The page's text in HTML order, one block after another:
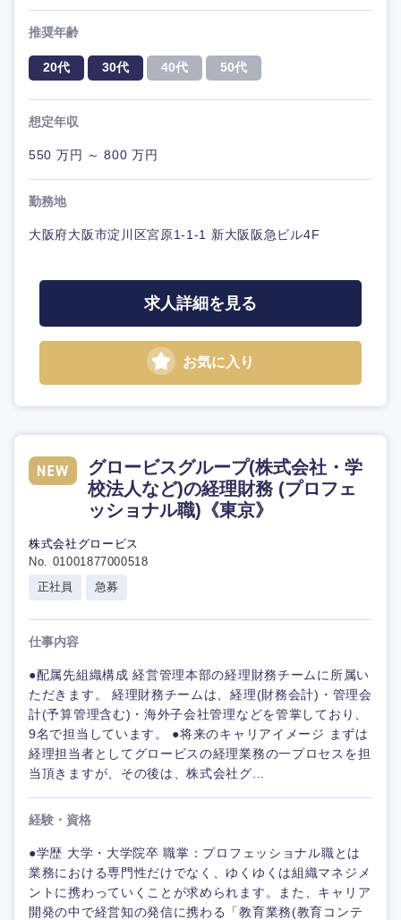
推奨年齢
20代 30代 40代 50代
想定年収
550 万円 ～ 800 万円
勤務地
大阪府大阪市淀川区宮原1-1-1 新大阪阪急ビル4F
求人詳細を見る
お気に入り
グロービスグループ(株式会社・学
校法人など)の経理財務 (プロフェ
ッショナル職)《東京》
株式会社グロービス
No. 01001877000518
正社員
急募
仕事内容
●配属先組織構成 経営管理本部の経理財務チームに所属い
ただきます。 経理財務チームは、経理(財務会計)・管理会
計(予算管理含む)・海外子会社管理などを管掌しており、
9名で担当しています。 ●将来のキャリアイメージ まずは
経理担当者としてグロービスの経理業務の一プロセスを担
当頂きますが、その後は、株式会社グ...
経験・資格
●学歴 大学・大学院卒 職掌：プロフェッショナル職とは
業務における専門性だけでなく、ゆくゆくは組織マネジメ
ントに携わっていくことが求められます。また、キャリア
開発の中で経営知の発信に携わる「教育業務(教育コンテ